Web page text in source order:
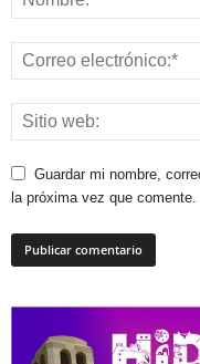
Guardar mi nombre,
la próxima vez que comente.